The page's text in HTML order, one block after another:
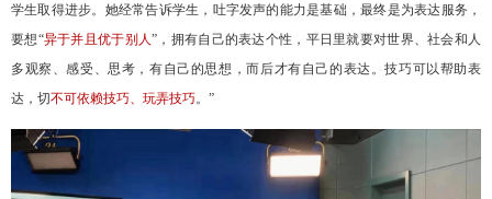
学生取得进步。她经常告诉学生，吐字发声的能力是基础，最终是为表达服务，
要想“异于并且优于别人”，拥有自己的表达个性，平日里就要对世界、社会和人
多观察、感受、思考，有自己的思想，而后才有自己的表达。技巧可以帮助表
达，切不可依赖技巧、玩弄技巧。”